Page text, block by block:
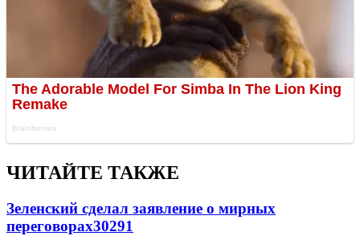
ЧИТАЙТЕ ТАКЖЕ
Зеленский сделал заявление о мирных
переговорах30291